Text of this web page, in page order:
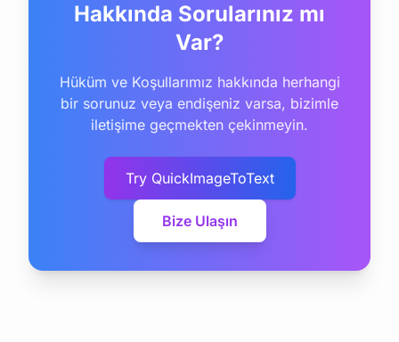
Hakkında Sorularınız mı
Var?
Hüküm ve Koşullarımız hakkında herhangi
bir sorunuz veya endişeniz varsa, bizimle
iletişime geçmekten çekinmeyin.
Try QuickImageToText
Bize Ulaşın